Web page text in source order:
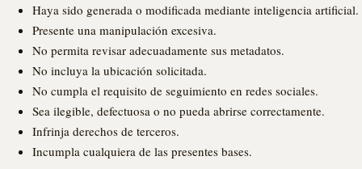
Haya sido generada o modificada mediante inteligencia artificial.
Presente una manipulación excesiva.
No permita revisar adecuadamente sus metadatos.
No incluya la ubicación solicitada.
No cumpla el requisito de seguimiento en redes sociales.
Sea ilegible, defectuosa o no pueda abrirse correctamente.
Infrinja derechos de terceros.
Incumpla cualquiera de las presentes bases.